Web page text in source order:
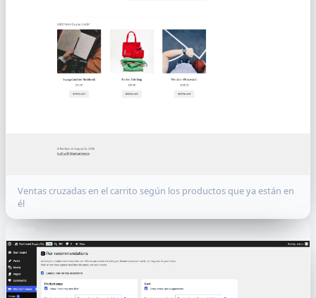
Ventas cruzadas en el carrito según los productos que ya están en
él